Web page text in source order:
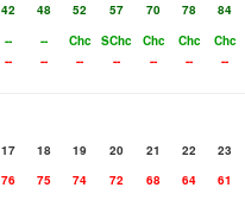
42 48 52 57 70 78 84
-- -- Chc SChc Chc Chc Chc
-- -- -- -- -- -- --
17 18 19 20 21 22 23
76 75 74 72 68 64 61